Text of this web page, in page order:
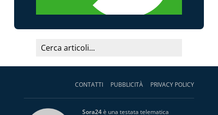
CONTATTI PUBBLICITÀ PRIVACY POLICY
Sora24è una testata telematica